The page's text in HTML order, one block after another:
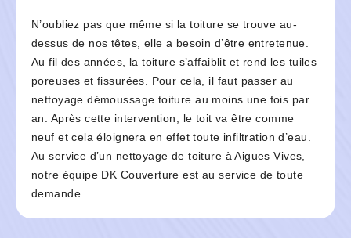
N’oubliez pas que même si la toiture se trouve au-
dessus de nos têtes, elle a besoin d’être entretenue.
Au fil des années, la toiture s’affaiblit et rend les tuiles
poreuses et fissurées. Pour cela, il faut passer au
nettoyage démoussage toiture au moins une fois par
an. Après cette intervention, le toit va être comme
neuf et cela éloignera en effet toute infiltration d’eau.
Au service d’un nettoyage de toiture à Aigues Vives,
notre équipe DK Couverture est au service de toute
demande.